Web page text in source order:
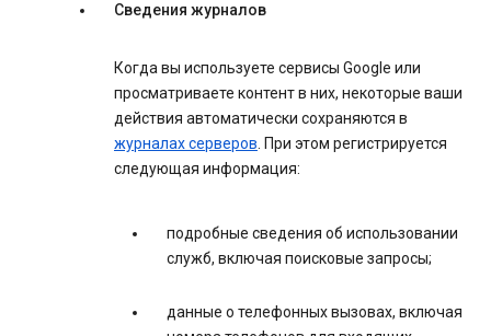
Сведения журналов
Когда вы используете сервисы Google или
просматриваете контент в них, некоторые ваши
действия автоматически сохраняются в
журналах серверов. При этом регистрируется
следующая информация:
подробные сведения об использовании
служб, включая поисковые запросы;
данные о телефонных вызовах, включая